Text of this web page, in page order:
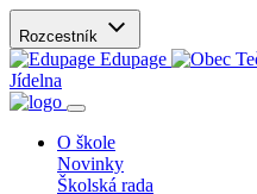
Rozcestník
Edupage
Jídelna
O škole
Novinky
Školská rada